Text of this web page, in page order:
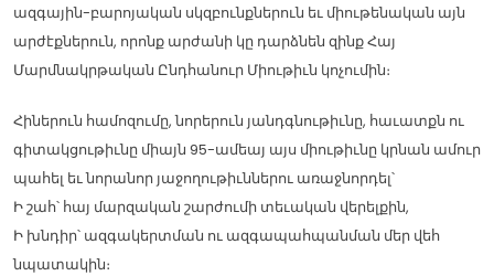
ազգային-բարոյական սկզբունքներուն եւ միութենական այն
արժէքներուն, որոնք արժանի կը դարձնեն զինք Հայ
Մարմնակրթական Ընդհանուր Միութիւն կոչումին։
Հիներուն համոզումը, նորերուն յանդգնութիւնը, հաւատքն ու
գիտակցութիւնը միայն 95-ամեայ այս միութիւնը կրնան ամուր
պահել եւ նորանոր յաջողութիւններու առաջնորդել՝
Ի շահ՝ հայ մարզական շարժումի տեւական վերելքին,
Ի խնդիր՝ ազգակերտման ու ազգապահպանման մեր վեհ
նպատակին։